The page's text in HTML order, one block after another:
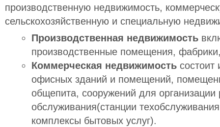
производственную недвижимость,
сельскохозяйственную и специальную
Производственная недвижимость
производственные помещения,
Коммерческая недвижимостьсостоит
офисных зданий и помещений,
общепита, сооружений для организации
обслуживания(станции
комплексы бытовых услуг).